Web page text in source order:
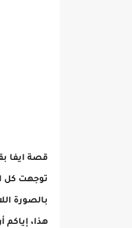
قصة ايفا بقايا
توجهت كل
بالصورة
هذا،